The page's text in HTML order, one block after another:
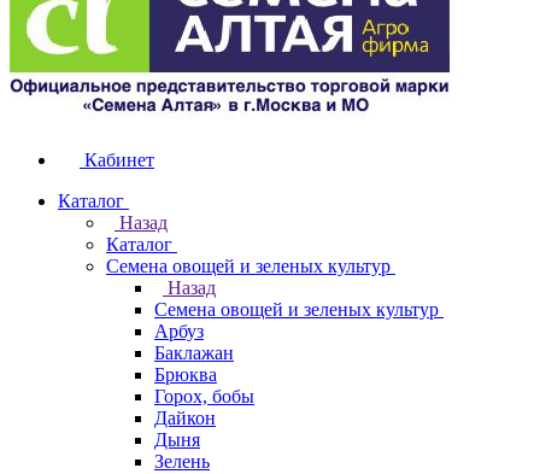
Кабинет
Каталог
Назад
Каталог
Семена овощей и зеленых культур
Назад
Семена овощей и зеленых культур
Арбуз
Баклажан
Брюква
Горох, бобы
Дайкон
Дыня
Зелень